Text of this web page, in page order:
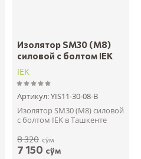
Изолятор SM30 (М8)
силовой с болтом IEK
IEK
Артикул:YIS11-30-08-B
Изолятор SM30 (М8) силовой
с болтом IEK в Ташкенте
8 320 сўм
7 150 сўм